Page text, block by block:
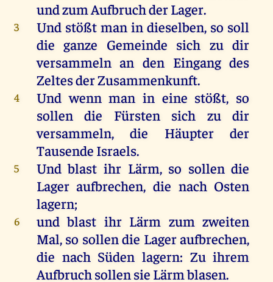
undzumAufbruchderLager.
3 Und stößt man in dieselben, so soll
die ganze Gemeinde sich zu dir
versammeln an den Eingang des
ZeltesderZusammenkunft.
4 Und wenn man in eine stößt, so
sollen
die Fürsten sich zu
dir
versammeln,die Häupter
der
Tausende Israels.
5 Und blast ihrLärm, so sollen die
Lager aufbrechen, die nachOsten
lagern;
6 und blast ihrLärm zum zweiten
Mal, so sollendie Lageraufbrechen,
die nachSüden lagern: Zu ihrem
Aufbruchsollensie Lärmblasen.